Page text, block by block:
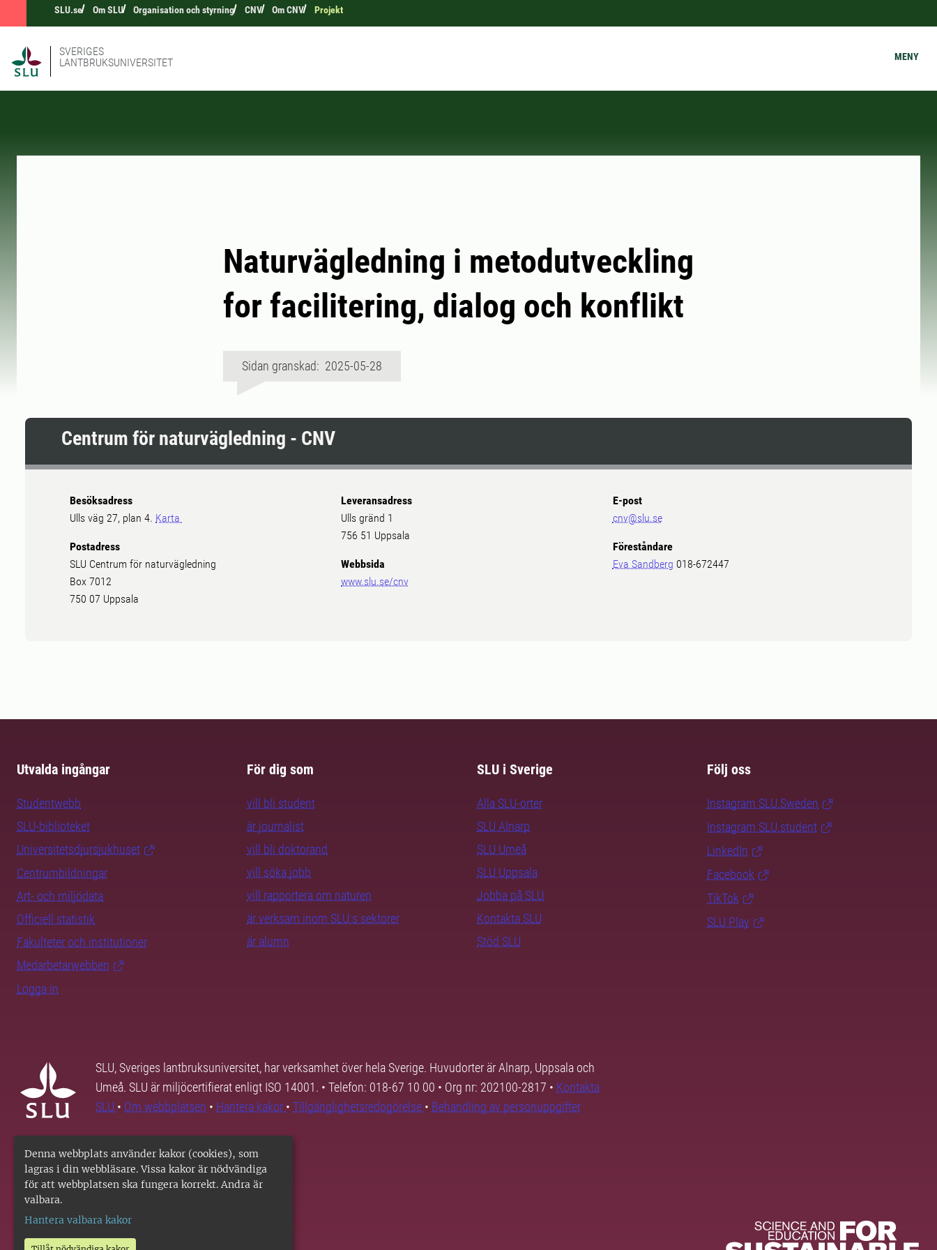
Denna webbplats använder kakor (cookies), som
lagras i din webbläsare. Vissa kakor är nödvändiga
för att webbplatsen ska fungera korrekt. Andra är
valbara.
Hantera valbara kakor
SLU.se Om SLU Organisation och styrning CNV Om CNV Projekt
SVERIGES
LANTBRUKSUNIVERSITET
MENY
Naturvägledning i metodutveckling
for facilitering, dialog och konflikt
Sidan granskad: 2025-05-28
Centrum för naturvägledning - CNV
Besöksadress
Ulls väg 27, plan 4. Karta
Postadress
SLU Centrum för naturvägledning
Box 7012
750 07 Uppsala
Leveransadress
Ulls gränd 1
756 51 Uppsala
Webbsida
www.slu.se/cnv
E-post
cnv@slu.se
Föreståndare
Eva Sandberg 018-672447
Utvalda ingångar
Studentwebb
SLU-biblioteket
Universitetsdjursjukhuset
Centrumbildningar
Art- och miljödata
Officiell statistik
Fakulteter och institutioner
Medarbetarwebben
Logga in
För dig som
vill bli student
är journalist
vill bli doktorand
vill söka jobb
vill rapportera om naturen
är verksam inom SLU:s sektorer
är alumn
SLU i Sverige
Alla SLU-orter
SLU Alnarp
SLU Umeå
SLU Uppsala
Jobba på SLU
Kontakta SLU
Stöd SLU
Följ oss
Instagram SLU.Sweden
Instagram SLU.student
LinkedIn
Facebook
TikTok
SLU Play
SLU, Sveriges lantbruksuniversitet, har verksamhet över hela Sverige. Huvudorter är Alnarp, Uppsala och
Umeå. SLU är miljöcertifierat enligt ISO 14001. • Telefon: 018-67 10 00 • Org nr: 202100-2817 • Kontakta
SLU • Om webbplatsen • Hantera kakor • Tillgänglighetsredogörelse • Behandling av personuppgifter